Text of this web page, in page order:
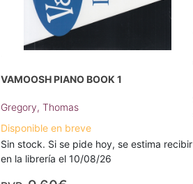
VAMOOSH PIANO BOOK 1
Gregory, Thomas
Disponible en breve
Sin stock. Si se pide hoy, se estima recibir
en la librería el 10/08/26